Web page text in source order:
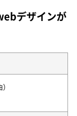
デザインが